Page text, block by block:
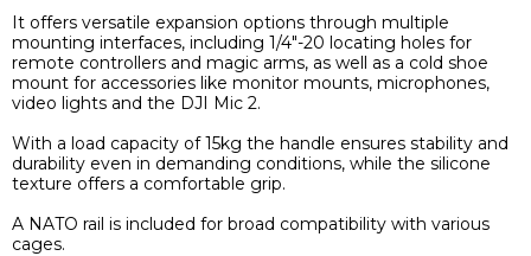
It offers versatile expansion options through multiple
mounting interfaces, including 1/4"-20 locating holes for
remote controllers and magic arms, as well as a cold shoe
mount for accessories like monitor mounts, microphones,
video lights and the DJI Mic 2.
With a load capacity of 15kg the handle ensures stability and
durability even in demanding conditions, while the silicone
texture offers a comfortable grip.
A NATO rail is included for broad compatibility with various
cages.